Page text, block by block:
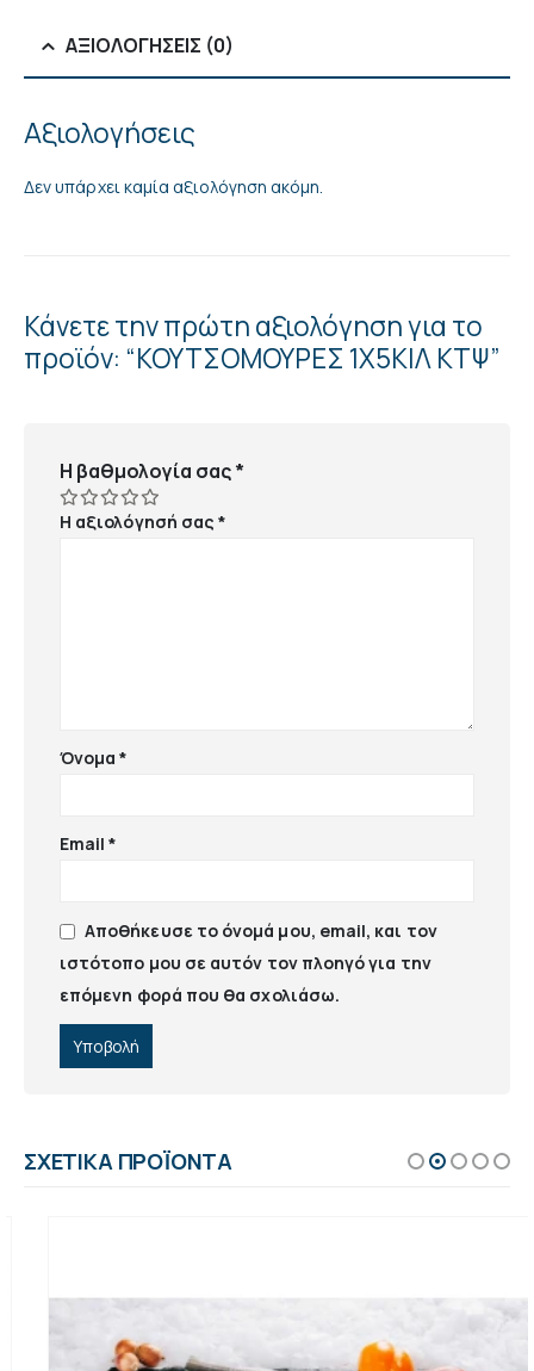
ΑΞΙΟΛΟΓΉΣΕΙΣ (0)
Αξιολογήσεις
Δεν υπάρχει καμία αξιολόγηση ακόμη.
Κάνετε την πρώτη αξιολόγηση για το
προϊόν: “ΚΟΥΤΣΟΜΟΥΡΕΣ 1Χ5ΚΙΛ ΚΤΨ”
Η βαθμολογία σας*
Η αξιολόγησή σας*
Όνομα*
Email*
Αποθήκευσε το όνομά μου, email, και τον
ιστότοπο μου σε αυτόν τον πλοηγό για την
επόμενη φορά που θα σχολιάσω.
ΣΧΕΤΙΚΆ ΠΡΟΪΌΝΤΑ